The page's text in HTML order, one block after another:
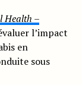
Health –
l’impact
en
sous